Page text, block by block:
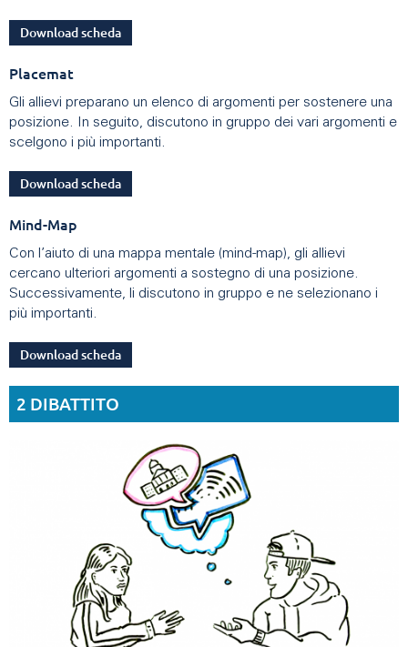
Download scheda
Placemat
Gli allievi preparano un elenco di argomenti per sostenere una
posizione. In seguito, discutono in gruppo dei vari argomenti e
scelgono i più importanti.
Download scheda
Mind-Map
Con l’aiuto di una mappa mentale (mind-map), gli allievi
cercano ulteriori argomenti a sostegno di una posizione.
Successivamente, li discutono in gruppo e ne selezionano i
più importanti.
Download scheda
2 DIBATTITO